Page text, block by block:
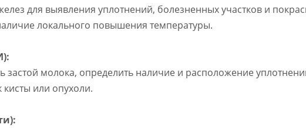
для выявления уплотнений, болезненных участков и
локального повышения температуры.
молока, определить наличие и расположение
кисты или опухоли.